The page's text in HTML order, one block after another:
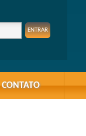
CONTATO